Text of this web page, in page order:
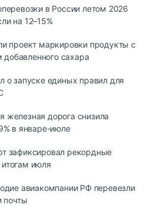
в России летом 2026
на 12–15%
проект маркировки продукты с
сахара
о запуске единых правил для
железная дорога снизила
в январе-июле
зафиксировал рекордные
июля
авиакомпании РФ перевезли
почты